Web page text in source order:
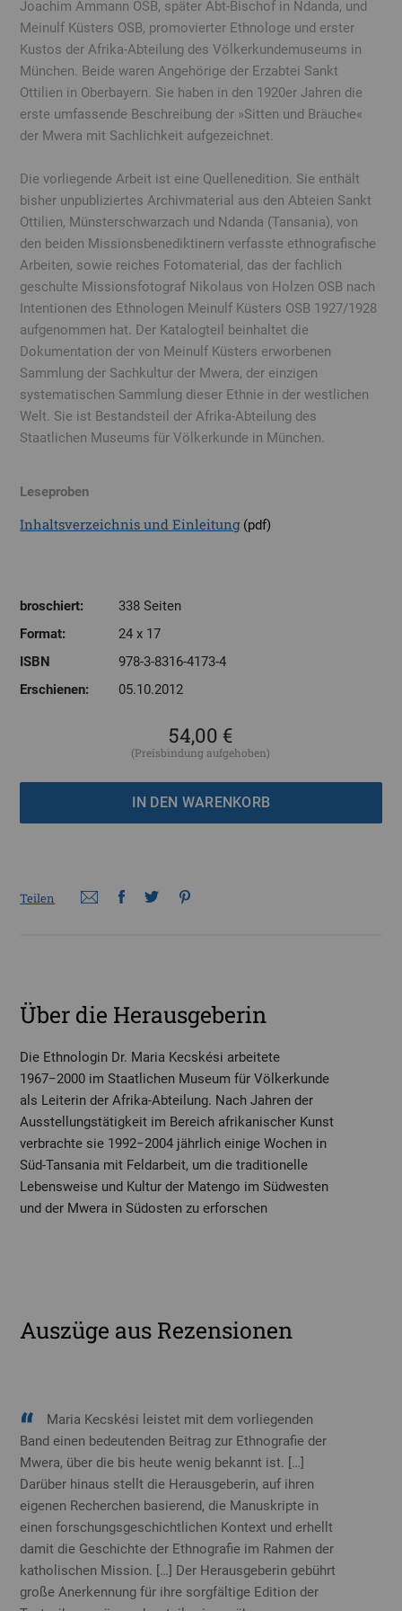
Joachim Ammann OSB, später Abt-Bischof in Ndanda, und
Meinulf Küsters OSB, promovierter Ethnologe und erster
Kustos der Afrika-Abteilung des Völkerkundemuseums in
München. Beide waren Angehörige der Erzabtei Sankt
Ottilien in Oberbayern. Sie haben in den 1920er Jahren die
erste umfassende Beschreibung der »Sitten und Bräuche«
der Mwera mit Sachlichkeit aufgezeichnet.
Die vorliegende Arbeit ist eine Quellenedition. Sie enthält
bisher unpubliziertes Archivmaterial aus den Abteien Sankt
Ottilien, Münsterschwarzach und Ndanda (Tansania), von
den beiden Missionsbenediktinern verfasste ethnografische
Arbeiten, sowie reiches Fotomaterial, das der fachlich
geschulte Missionsfotograf Nikolaus von Holzen OSB nach
Intentionen des Ethnologen Meinulf Küsters OSB 1927/1928
aufgenommen hat. Der Katalogteil beinhaltet die
Dokumentation der von Meinulf Küsters erworbenen
Sammlung der Sachkultur der Mwera, der einzigen
systematischen Sammlung dieser Ethnie in der westlichen
Welt. Sie ist Bestandsteil der Afrika-Abteilung des
Staatlichen Museums für Völkerkunde in München.
Leseproben
Inhaltsverzeichnis und Einleitung(pdf)
broschiert:
338 Seiten
Format:
24 x 17
ISBN
978-3-8316-4173-4
Erschienen:
05.10.2012
54,00 €
(Preisbindung aufgehoben)
Teilen
Über die Herausgeberin
Die Ethnologin Dr. Maria Kecskési arbeitete
1967−2000 im Staatlichen Museum für Völkerkunde
als Leiterin der Afrika-Abteilung. Nach Jahren der
Ausstellungstätigkeit im Bereich afrikanischer Kunst
verbrachte sie 1992−2004 jährlich einige Wochen in
Süd-Tansania mit Feldarbeit, um die traditionelle
Lebensweise und Kultur der Matengo im Südwesten
und der Mwera in Südosten zu erforschen
Auszüge aus Rezensionen
Maria Kecskési leistet mit dem vorliegenden
Band einen bedeutenden Beitrag zur Ethnografie der
Mwera, über die bis heute wenig bekannt ist. […]
Darüber hinaus stellt die Herausgeberin, auf ihren
eigenen Recherchen basierend, die Manuskripte in
einen forschungsgeschichtlichen Kontext und erhellt
damit die Geschichte der Ethnografie im Rahmen der
katholischen Mission. […] Der Herausgeberin gebührt
große Anerkennung für ihre sorgfältige Edition der